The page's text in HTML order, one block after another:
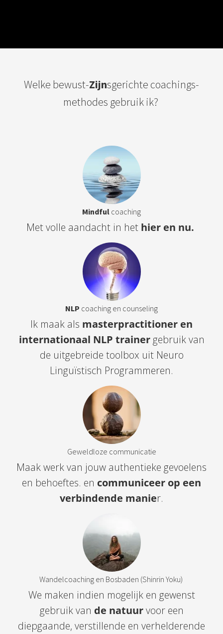
Welke bewust-Zijnsgerichte coachings-
methodes gebruik ik?
Mindful coaching
Met volle aandacht in het hier en nu.
NLP coaching en counseling
Ik maak als masterpractitioner en
internationaal NLP trainer gebruik van
de uitgebreide toolbox uit Neuro
Linguïstisch Programmeren.
Geweldloze communicatie
Maak werk van jouw authentieke gevoelens
en behoeftes. en communiceer op een
verbindende manier.
Wandelcoaching en Bosbaden (Shinrin Yoku)
We maken indien mogelijk en gewenst
gebruik van de natuurvoor een
diepgaande, verstillende en verhelderende